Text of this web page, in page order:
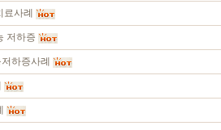
료사례
저하증
하증사례